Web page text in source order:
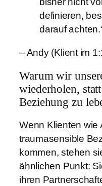
definieren,
darauf
– Andy (Klient im
Warum wir
wiederholen,
Beziehung zu
Wenn Klienten wie
traumasensible
kommen, stehen
ähnlichen Punkt:
ihren